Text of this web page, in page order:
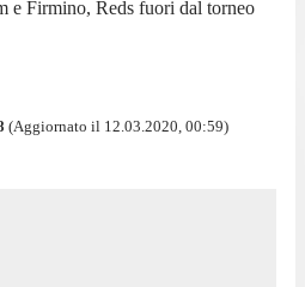
e Firmino, Reds fuori dal torneo
(Aggiornato il 12.03.2020, 00:59)